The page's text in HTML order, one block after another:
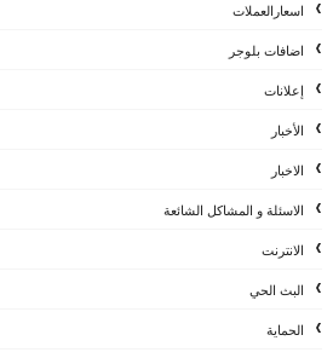
اسعارالعملات
اضافات بلوجر
إعلانات
الأخبار
الاخبار
الاسئلة و المشاكل الشائعة
الانترنت
البث الحي
الحماية